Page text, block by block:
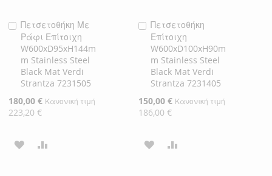
Πετσετοθήκη Με
Ράφι Επίτοιχη
W600xD95xH144m
m Stainless Steel
Black Mat Verdi
Strantza 7231505
Ειδική
Τιμή
180,00 € Κανονική τιμή
223,20 €
Προσθήκη
στο
Καλάθι
ΠΡΟΣΘΉΚΗ
Πετσετοθήκη
Επίτοιχη
W600xD100xH90m
m Stainless Steel
Black Mat Verdi
Strantza 7231405
Ειδική
Τιμή
150,00 € Κανονική τιμή
186,00 €
Προσθήκη
στο
Καλάθι
ΠΡΟΣΘΉΚΗ